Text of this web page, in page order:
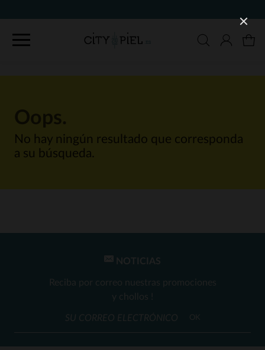
No hay ningún resultado que corresponda
a su búsqueda.
NOTICIAS
Reciba por correo nuestras promociones
y chollos !
OK